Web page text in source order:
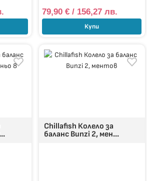
79,90 €/ 156,27 лв.
Купи
Chillafish Колело за
баланс Bunzi 2, мен...